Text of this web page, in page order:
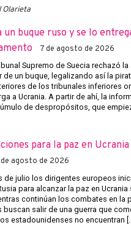
Olarieta
un buque ruso y se lo
7 de agosto de 2026
Supremo de Suecia rechazó
de un buque, legalizando así la
de los tribunales inferiores
a Ucrania. A partir de ahí, la
de despropósitos, que
para la paz en
de agosto de 2026
de julio los dirigentes europeos
para alcanzar la paz en
continúan los combates en la
buscan salir de una guerra que
estadounidenses no encuentran